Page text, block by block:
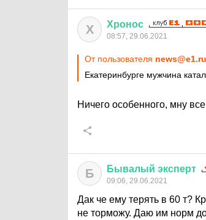
Х Хронос
08:57, 29.06.2021
От пользователя news@e1.ru
Екатеринбурге мужчина
Ничего особенного, мну
Б Бывалый эксперт
09:06, 29.06.2021
Дак че ему терять в 60 т?
не торможу. Даю им норм